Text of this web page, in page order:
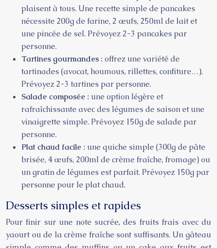
plaisent à tous. Une recette simple de pancakes
nécessite 200g de farine, 2 œufs, 250ml de lait et
une pincée de sel. Prévoyez 2-3 pancakes par
personne.
Tartines gourmandes : offrez une variété de
tartinades (avocat, houmous, rillettes, confiture…).
Prévoyez 2-3 tartines par personne.
Salade composée : une option légère et
rafraîchissante avec des légumes de saison et une
vinaigrette simple. Prévoyez 150g de salade par
personne.
Plat chaud facile : une quiche simple (300g de pâte
brisée, 4 œufs, 200ml de crème fraîche, fromage) ou
un gratin de légumes est parfait. Prévoyez 150g par
personne pour le plat chaud.
Desserts simples et rapides
Pour finir sur une note sucrée, des fruits frais avec du
yaourt ou de la crème fraîche sont suffisants. Un gâteau